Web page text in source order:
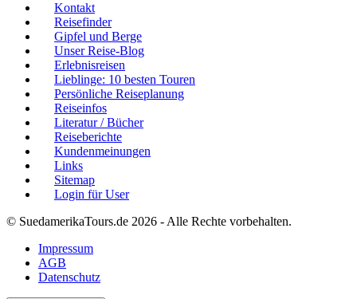
Kontakt
Reisefinder
Gipfel und Berge
Unser Reise-Blog
Erlebnisreisen
Lieblinge: 10 besten Touren
Persönliche Reiseplanung
Reiseinfos
Literatur / Bücher
Reiseberichte
Kundenmeinungen
Links
Sitemap
Login für User
© SuedamerikaTours.de 2026 - Alle Rechte vorbehalten.
Impressum
AGB
Datenschutz